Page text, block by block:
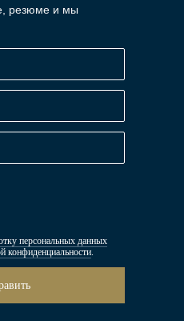
резюме и мы
персональных данных
конфиденциальности.